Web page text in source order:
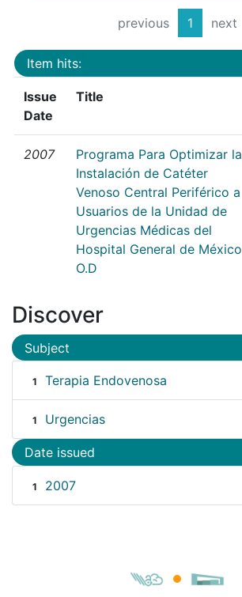
previous 1 next
Item hits:
Issue
Date
Title
2007
Programa Para Optimizar la
Instalación de Catéter
Venoso Central Periférico a
Usuarios de la Unidad de
Urgencias Médicas del
Hospital General de México
O.D
Discover
Subject
1 Terapia Endovenosa
1 Urgencias
Date issued
1 2007